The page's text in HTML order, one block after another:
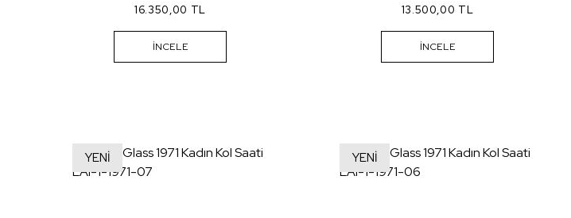
16.350,00 TL
İNCELE
13.500,00 TL
İNCELE
YENİ YENİ